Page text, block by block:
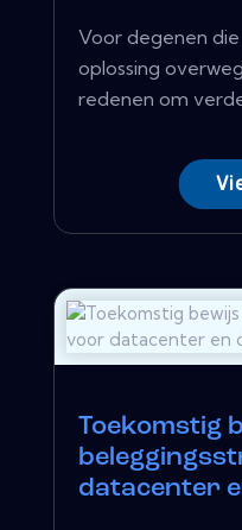
Voor degenen
oplossing
redenen om
Toekomstig
datacenter